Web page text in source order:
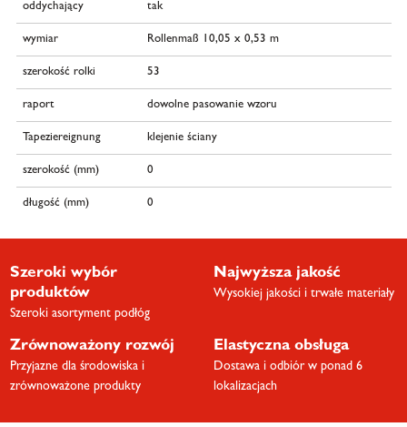
oddychający tak
wymiar Rollenmaß 10,05 x 0,53 m
szerokość rolki 53
raport dowolne pasowanie wzoru
Tapeziereignung klejenie ściany
szerokość (mm) 0
długość (mm) 0
Szeroki wybór
produktów
Szeroki asortyment podłóg
Najwyższa jakość
Wysokiej jakości i trwałe materiały
Zrównoważony rozwój
Przyjazne dla środowiska i
zrównoważone produkty
Elastyczna obsługa
Dostawa i odbiór w ponad 6
lokalizacjach